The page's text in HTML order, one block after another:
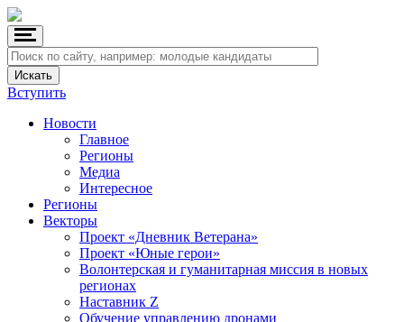
Вступить
Новости
Главное
Регионы
Медиа
Интересное
Регионы
Векторы
Проект «Дневник Ветерана»
Проект «Юные герои»
Волонтерская и гуманитарная миссия в новых
регионах
Наставник Z
Обучение управлению дронами